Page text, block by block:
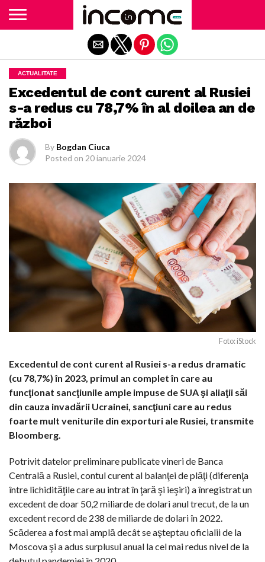
ACTUALITATE
Excedentul de cont curent al Rusiei
s-a redus cu 78,7% în al doilea an de
război
By Bogdan Ciuca
Posted on 20 ianuarie 2024
Foto: iStock
Excedentul de cont curent al Rusiei s-a redus dramatic
(cu 78,7%) în 2023, primul an complet în care au
funcţionat sancţiunile ample impuse de SUA şi aliaţii săi
din cauza invadării Ucrainei, sancţiuni care au redus
foarte mult veniturile din exporturi ale Rusiei, transmite
Bloomberg.
Potrivit datelor preliminare publicate vineri de Banca
Centrală a Rusiei, contul curent al balanţei de plăţi (diferenţa
între lichidităţile care au intrat în ţară şi ieşiri) a înregistrat un
excedent de doar 50,2 miliarde de dolari anul trecut, de la un
excedent record de 238 de miliarde de dolari în 2022.
Scăderea a fost mai amplă decât se aşteptau oficialii de la
Moscova şi a adus surplusul anual la cel mai redus nivel de la
Exit mobile version